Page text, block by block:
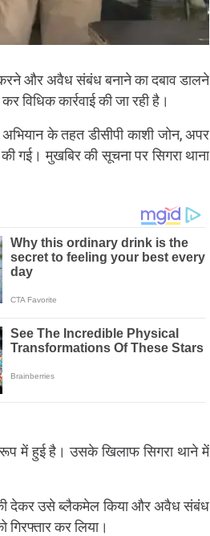
और अवैध संबंध बनाने का दबाव डालने
कार्रवाई की जा रही है।
के तहत डीसीपी काशी जोन, अपर
की गई। मुखबिर की सूचना पर सिगरा थाना
रूप में हुई है। उसके खिलाफ सिगरा थाने में
देकर उसे ब्लैकमेल किया और अवैध संबंध
कर लिया।